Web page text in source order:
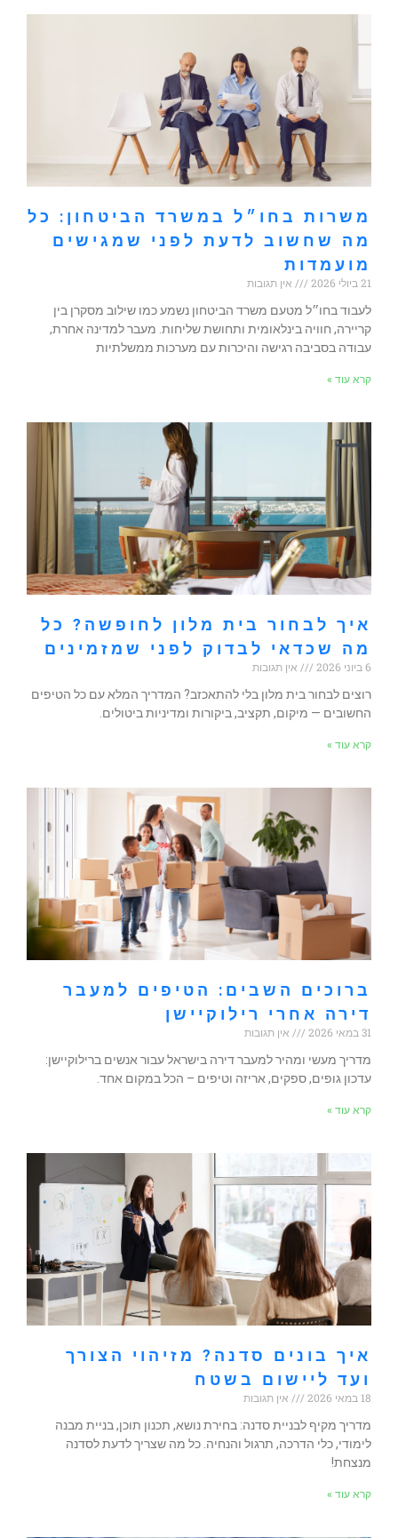
משרות בחו״ל במשרד הביטחון: כל
מה שחשוב לדעת לפני שמגישים
מועמדות
אין תגובות
לעבוד בחו״ל מטעם משרד הביטחון נשמע כמו שילוב מסקרן בין
קריירה, חוויה בינלאומית ותחושת שליחות. מעבר למדינה אחרת,
עבודה בסביבה רגישה והיכרות עם מערכות ממשלתיות
קרא עוד »
איך לבחור בית מלון לחופשה? כל
מה שכדאי לבדוק לפני שמזמינים
אין תגובות
רוצים לבחור בית מלון בלי להתאכזב? המדריך המלא עם כל הטיפים
החשובים — מיקום, תקציב, ביקורות ומדיניות ביטולים.
קרא עוד »
ברוכים השבים: הטיפים למעבר
דירה אחרי רילוקיישן
אין תגובות
מדריך מעשי ומהיר למעבר דירה בישראל עבור אנשים ברילוקיישן:
עדכון גופים, ספקים, אריזה וטיפים – הכל במקום אחד.
קרא עוד »
איך בונים סדנה? מזיהוי הצורך
ועד ליישום בשטח
אין תגובות
מדריך מקיף לבניית סדנה: בחירת נושא, תכנון תוכן, בניית מבנה
לימודי, כלי הדרכה, תרגול והנחיה. כל מה שצריך לדעת לסדנה
מנצחת!
קרא עוד »